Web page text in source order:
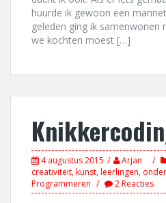
huurde ik gewoon een
geleden ging ik
we kochten moest […]
4 augustus 2015 Arjan
creativiteit,kunst,leerlingen,
Programmeren
2 Reacties